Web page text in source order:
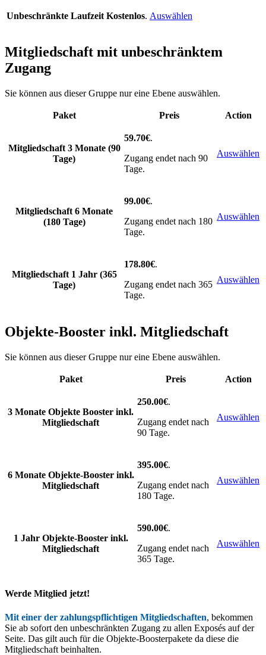
Unbeschränkte Laufzeit Kostenlos. Auswählen
Mitgliedschaft mit unbeschränktem
Zugang
Sie können aus dieser Gruppe nur eine Ebene auswählen.
Paket Preis Action
Mitgliedschaft 3 Monate (90
Tage)
59.70€.
Zugang endet nach 90
Tage.
Auswählen
Mitgliedschaft 6 Monate
(180 Tage)
99.00€.
Zugang endet nach 180
Tage.
Auswählen
Mitgliedschaft 1 Jahr (365
Tage)
178.80€.
Zugang endet nach 365
Tage.
Auswählen
Objekte-Booster inkl. Mitgliedschaft
Sie können aus dieser Gruppe nur eine Ebene auswählen.
Paket Preis Action
3 Monate Objekte Booster inkl.
Mitgliedschaft
250.00€.
Zugang endet nach
90 Tage.
Auswählen
6 Monate Objekte-Booster inkl.
Mitgliedschaft
395.00€.
Zugang endet nach
180 Tage.
Auswählen
1 Jahr Objekte-Booster inkl.
Mitgliedschaft
590.00€.
Zugang endet nach
365 Tage.
Auswählen
Werde Mitglied jetzt!
Mit einer der zahlungspflichtigen Mitgliedschaften, bekommen
Sie ab sofort den unbeschränkten Zugang zu allen Exposés auf der
Seite. Das gilt auch für die Objekte-Boosterpakete da diese die
Mitgliedschaft beinhalten.